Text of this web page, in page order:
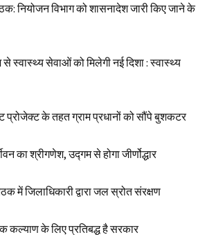
नियोजन विभाग को शासनादेश जारी किए जाने के
स्वास्थ्य सेवाओं को मिलेगी नई दिशा : स्वास्थ्य
प्रोजेक्ट के तहत ग्राम प्रधानों को सौंपे बुशकटर
का श्रीगणेश, उद्गम से होगा जीर्णोद्धार
में जिलाधिकारी द्वारा जल स्रोत संरक्षण
कल्याण के लिए प्रतिबद्ध है सरकार